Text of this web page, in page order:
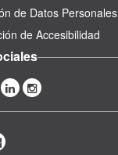
de Datos Personales
de Accesibilidad